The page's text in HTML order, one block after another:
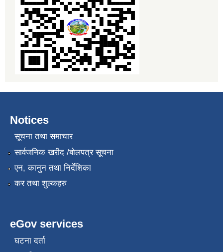
Notices
सूचना तथा समाचार
सार्वजनिक खरीद /बोलपत्र सूचना
एन, कानुन तथा निर्देशिका
कर तथा शुल्कहरु
eGov services
घटना दर्ता